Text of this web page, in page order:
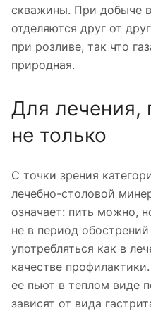
скважины. При добыче
отделяются друг от
при розливе, так что
природная.
Для лечения,
не только
С точки зрения
лечебно-столовой
означает: пить можно,
не в период
употребляться как в
качестве
ее пьют в теплом виде
зависят от вида